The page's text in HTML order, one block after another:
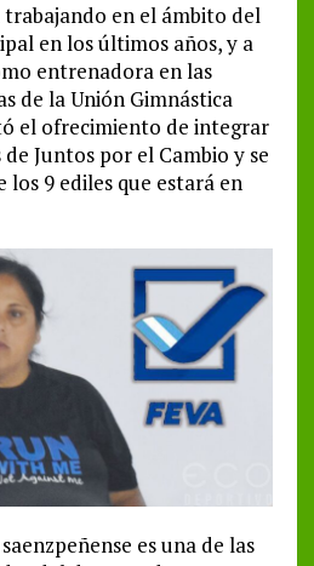
trabajando en el ámbito del
en los últimos años, y a
entrenadora en las
de la Unión Gimnástica
el ofrecimiento de integrar
Juntos por el Cambio y se
9 ediles que estará en
es una de las